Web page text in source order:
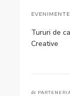
Tururi de
Creative
de